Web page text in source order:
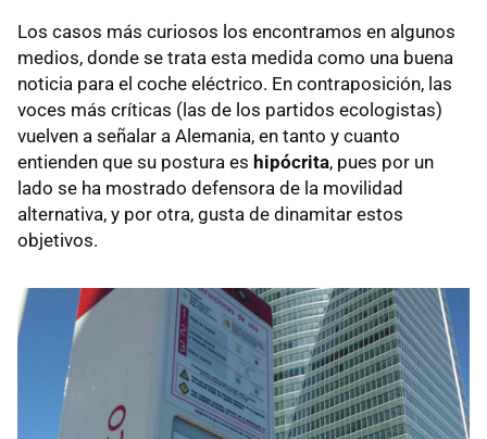
Los casos más curiosos los encontramos en algunos
medios, donde se trata esta medida como una buena
noticia para el coche eléctrico. En contraposición, las
voces más críticas (las de los partidos ecologistas)
vuelven a señalar a Alemania, en tanto y cuanto
entienden que su postura es hipócrita, pues por un
lado se ha mostrado defensora de la movilidad
alternativa, y por otra, gusta de dinamitar estos
objetivos.